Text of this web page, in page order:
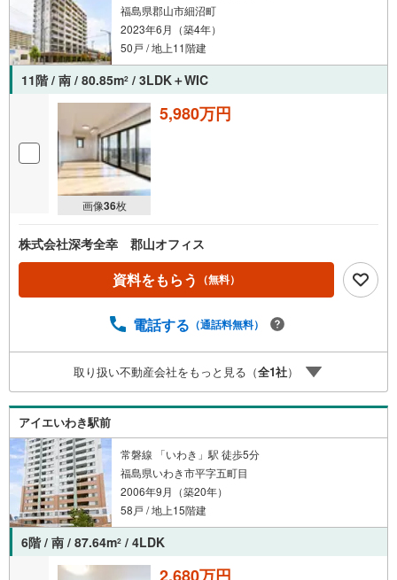
福島県郡山市細沼町
2023年6月（築4年）
50戸 / 地上11階建
11階 / 南 / 80.85m2 / 3LDK＋WIC
画像36枚
5,980万円
株式会社深考全幸 郡山オフィス
資料をもらう （無料）
電話する （通話料無料）
取り扱い不動産会社をもっと見る（全1社）
アイエいわき駅前
常磐線 「いわき」駅 徒歩5分
福島県いわき市平字五町目
2006年9月（築20年）
58戸 / 地上15階建
6階 / 南 / 87.64m2 / 4LDK
2,680万円